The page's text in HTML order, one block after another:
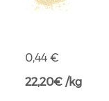
Prix
0,44 €
22,20€ /kg